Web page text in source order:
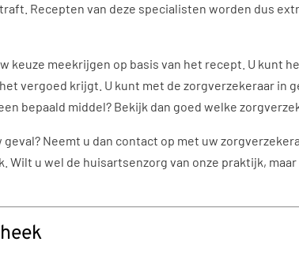
Recepten van deze specialisten worden dus
keuze meekrijgen op basis van het recept. U kunt
vergoed krijgt. U kunt met de zorgverzekeraar in
bepaald middel? Bekijk dan goed welke
Neemt u dan contact op met uw
Wilt u wel de huisartsenzorg van onze praktijk,